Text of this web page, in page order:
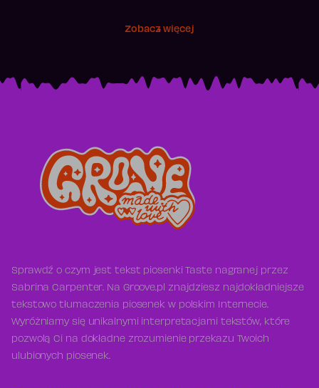
Zobacz więcej
Sprawdź o czym jest tekst piosenki Taste nagranej przez
Sabrina Carpenter. Na Groove.pl znajdziesz najdokładniejsze
tekstowo tłumaczenia piosenek w polskim Internecie.
Wyróżniamy się unikalnymi interpretacjami tekstów, które
pozwolą Ci na dokładne zrozumienie przekazu Twoich
ulubionych piosenek.